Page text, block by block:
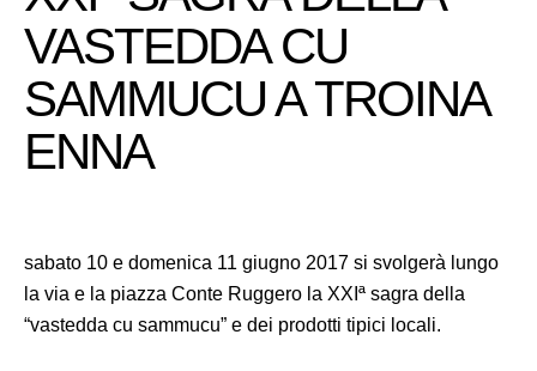
VASTEDDA CU
SAMMUCU A TROINA
ENNA
sabato 10 e domenica 11 giugno 2017 si svolgerà lungo
la via e la piazza Conte Ruggero la XXIª sagra della
“vastedda cu sammucu” e dei prodotti tipici locali.